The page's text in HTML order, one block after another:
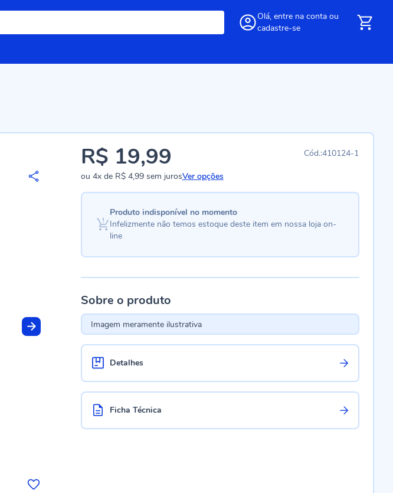
Olá, entre na conta ou
cadastre-se
410124-1
R$ 19,99
ou 4xde R$ 4,99sem jurosVer opções
Produto indisponível no momento
Infelizmente não temos estoque deste item em nossa loja on-
line
Sobre o produto
Imagem meramente ilustrativa
Detalhes
Ficha Técnica